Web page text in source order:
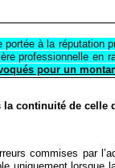
portée à la
professionnelle en
pour un
la continuité de
commises par